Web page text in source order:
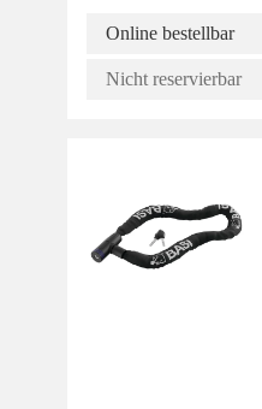
Online bestellbar
Nicht reservierbar